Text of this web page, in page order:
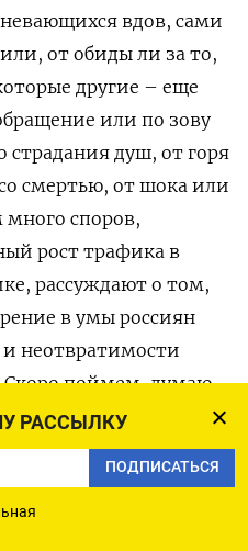
РАССЫЛКУ
ПОДПИСАТЬСЯ
вдов, сами
от обиды ли за то,
другие – еще
или по зову
страдания душ, от горя
смертью, от шока или
много споров,
рост трафика в
рассуждают о том,
в умы россиян
неотвратимости
поймем, думаю.
политике Евгения
россиян